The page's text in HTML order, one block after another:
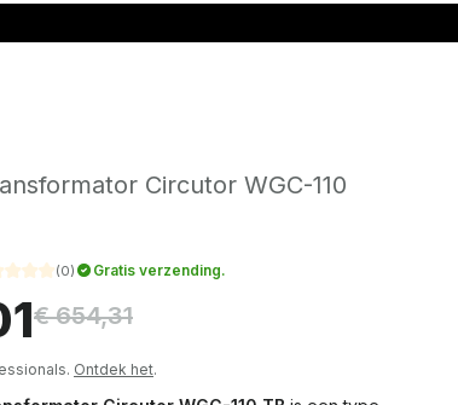
Circutor WGC-110
(0) Gratis verzending.
€ 654,31
Ontdek het.